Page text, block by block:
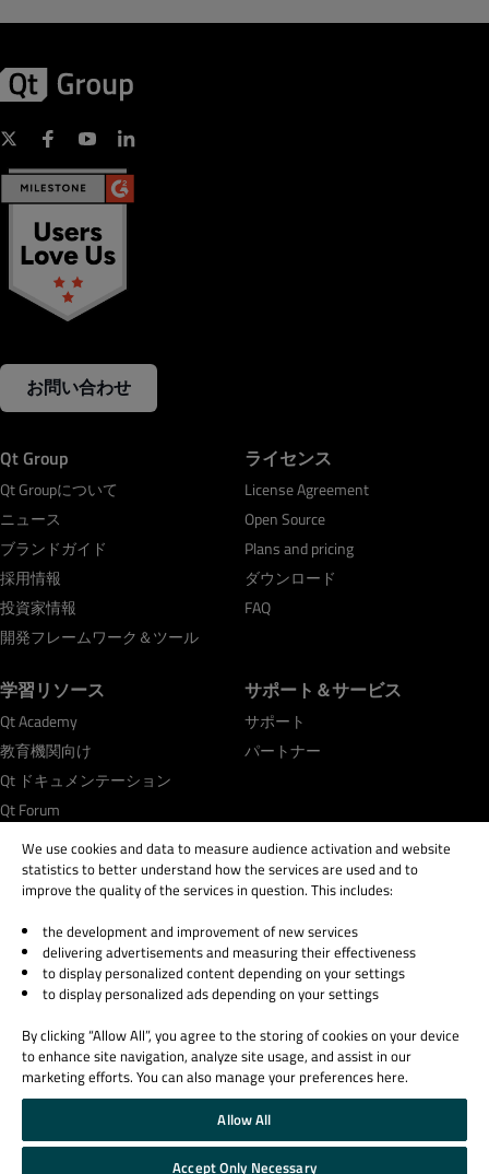
お問い合わせ
Qt Group
Qt Groupについて
ニュース
ブランドガイド
採用情報
投資家情報
開発フレームワーク＆ツール
ライセンス
License Agreement
Open Source
Plans and pricing
ダウンロード
FAQ
学習リソース
Qt Academy
教育機関向け
Qt ドキュメンテーション
Qt Forum
サポート＆サービス
サポート
パートナー
© 2026 The Qt Company
Legal Notice
Privacy and Cookie Policy
Trust Center
Cookie Settings
Email Preferences
Qt Group includes The Qt Company Oy and its global subsidiaries and affiliates.
We use cookies and data to measure audience activation and website
statistics to better understand how the services are used and to
improve the quality of the services in question. This includes:
the development and improvement of new services
delivering advertisements and measuring their effectiveness
to display personalized content depending on your settings
to display personalized ads depending on your settings
By clicking “Allow All”, you agree to the storing of cookies on your device
to enhance site navigation, analyze site usage, and assist in our
marketing efforts. You can also manage your preferences here.
Allow All
Accept Only Necessary